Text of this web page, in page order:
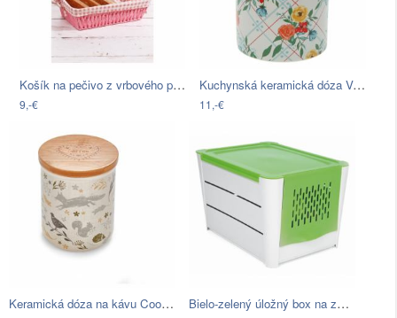
Košík na pečivo z vrbového prútia Logan…
9,-€
Kuchynská keramická dóza Versa Fiori…
11,-€
Keramická dóza na kávu Cooksmart ®… Bielo-zelený úložný box na zemiaky…